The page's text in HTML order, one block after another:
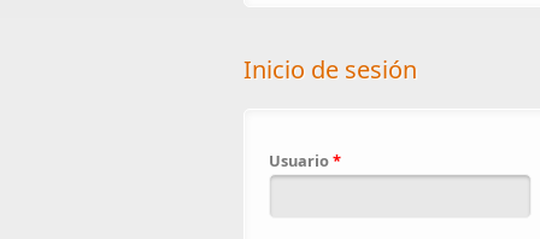
Inicio de sesión
Usuario*